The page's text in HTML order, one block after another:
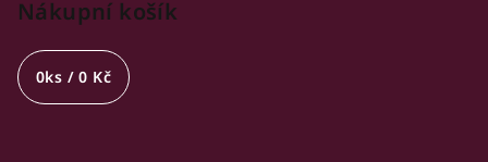
Nákupní košík
0ks /0 Kč